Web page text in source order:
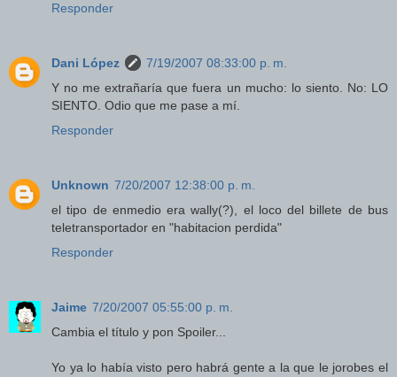
Responder
Dani López
7/19/2007 08:33:00 p. m.
Y no me extrañaría que fuera un mucho: lo siento. No: LO
SIENTO. Odio que me pase a mí.
Responder
Unknown 7/20/2007 12:38:00 p. m.
el tipo de enmedio era wally(?), el loco del billete de bus
teletransportador en "habitacion perdida"
Responder
Jaime 7/20/2007 05:55:00 p. m.
Cambia el título y pon Spoiler...
Yo ya lo había visto pero habrá gente a la que le jorobes el